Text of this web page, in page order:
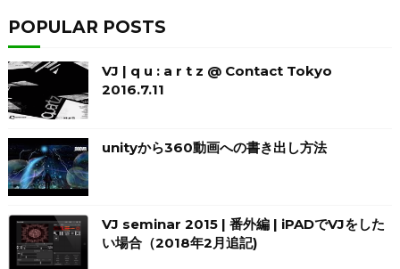
POPULAR POSTS
VJ | q u : a r t z @ Contact Tokyo
2016.7.11
unityから360動画への書き出し方法
VJ seminar 2015 | 番外編 | iPADでVJをした
い場合（2018年2月追記)